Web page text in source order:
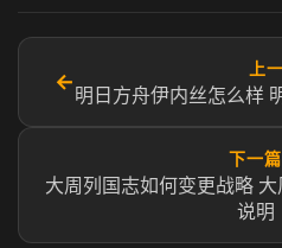
←
上
明日方舟伊内丝怎么样
下一篇
大周列国志如何变更战略
说明